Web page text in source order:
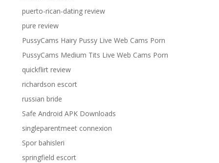
puerto-rican-dating review
pure review
PussyCams Hairy Pussy Live Web Cams Porn
PussyCams Medium Tits Live Web Cams Porn
quickflirt review
richardson escort
russian bride
Safe Android APK Downloads
singleparentmeet connexion
Spor bahisleri
springfield escort